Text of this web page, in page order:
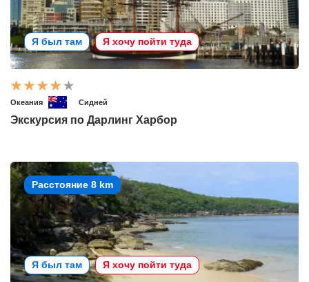
Я был там Я хочу пойти туда
Океания Сидней
Экскурсия по Дарлинг Харбор
Расстояние 8 km
Я был там Я хочу пойти туда